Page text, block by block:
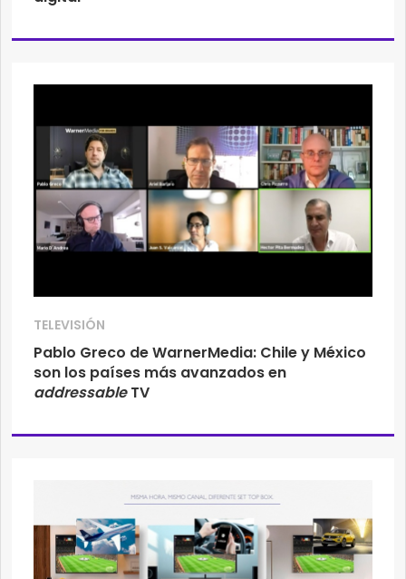
TELEVISIÓN
Pablo Greco de WarnerMedia: Chile y México
son los países más avanzados en
addressableTV